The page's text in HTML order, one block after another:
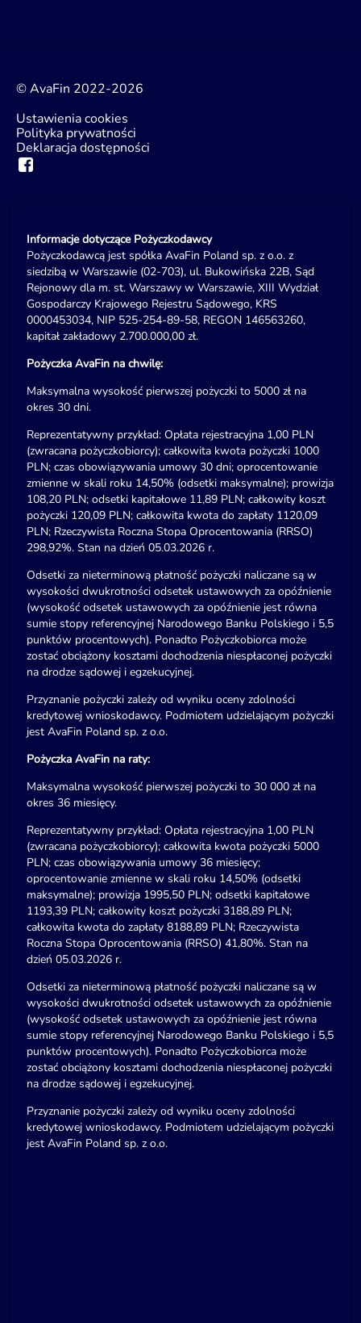
© AvaFin 2022-2026
Ustawienia cookies
Polityka prywatności
Deklaracja dostępności
Informacje dotyczące Pożyczkodawcy
Pożyczkodawcą jest spółka AvaFin Poland sp. z o.o. z
siedzibą w Warszawie (02-703), ul. Bukowińska 22B, Sąd
Rejonowy dla m. st. Warszawy w Warszawie, XIII Wydział
Gospodarczy Krajowego Rejestru Sądowego, KRS
0000453034, NIP 525-254-89-58, REGON 146563260,
kapitał zakładowy 2.700.000,00 zł.
Pożyczka AvaFin na chwilę:
Maksymalna wysokość pierwszej pożyczki to 5000 zł na
okres 30 dni.
Reprezentatywny przykład: Opłata rejestracyjna 1,00 PLN
(zwracana pożyczkobiorcy); całkowita kwota pożyczki 1000
PLN; czas obowiązywania umowy 30 dni; oprocentowanie
zmienne w skali roku 14,50% (odsetki maksymalne); prowizja
108,20 PLN; odsetki kapitałowe 11,89 PLN; całkowity koszt
pożyczki 120,09 PLN; całkowita kwota do zapłaty 1120,09
PLN; Rzeczywista Roczna Stopa Oprocentowania (RRSO)
298,92%. Stan na dzień 05.03.2026 r.
Odsetki za nieterminową płatność pożyczki naliczane są w
wysokości dwukrotności odsetek ustawowych za opóźnienie
(wysokość odsetek ustawowych za opóźnienie jest równa
sumie stopy referencyjnej Narodowego Banku Polskiego i 5,5
punktów procentowych). Ponadto Pożyczkobiorca może
zostać obciążony kosztami dochodzenia niespłaconej pożyczki
na drodze sądowej i egzekucyjnej.
Przyznanie pożyczki zależy od wyniku oceny zdolności
kredytowej wnioskodawcy. Podmiotem udzielającym pożyczki
jest AvaFin Poland sp. z o.o.
Pożyczka AvaFin na raty:
Maksymalna wysokość pierwszej pożyczki to 30 000 zł na
okres 36 miesięcy.
Reprezentatywny przykład: Opłata rejestracyjna 1,00 PLN
(zwracana pożyczkobiorcy); całkowita kwota pożyczki 5000
PLN; czas obowiązywania umowy 36 miesięcy;
oprocentowanie zmienne w skali roku 14,50% (odsetki
maksymalne); prowizja 1995,50 PLN; odsetki kapitałowe
1193,39 PLN; całkowity koszt pożyczki 3188,89 PLN;
całkowita kwota do zapłaty 8188,89 PLN; Rzeczywista
Roczna Stopa Oprocentowania (RRSO) 41,80%. Stan na
dzień 05.03.2026 r.
Odsetki za nieterminową płatność pożyczki naliczane są w
wysokości dwukrotności odsetek ustawowych za opóźnienie
(wysokość odsetek ustawowych za opóźnienie jest równa
sumie stopy referencyjnej Narodowego Banku Polskiego i 5,5
punktów procentowych). Ponadto Pożyczkobiorca może
zostać obciążony kosztami dochodzenia niespłaconej pożyczki
na drodze sądowej i egzekucyjnej.
Przyznanie pożyczki zależy od wyniku oceny zdolności
kredytowej wnioskodawcy. Podmiotem udzielającym pożyczki
jest AvaFin Poland sp. z o.o.